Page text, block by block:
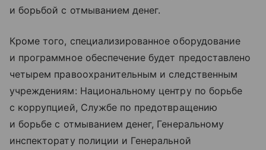
и борьбой с отмыванием денег.
Кроме того, специализированное оборудование
и программное обеспечение будет предоставлено
четырем правоохранительным и следственным
учреждениям: Национальному центру по борьбе
с коррупцией, Службе по предотвращению
и борьбе с отмыванием денег, Генеральному
инспекторату полиции и Генеральной